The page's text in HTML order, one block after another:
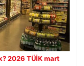
2026 TÜİK mart